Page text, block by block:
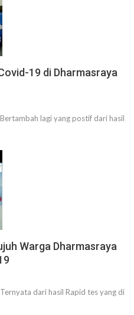
19 di Dharmasraya
lagi yang postif dari hasil
Warga Dharmasraya
dari hasil Rapid tes yang di